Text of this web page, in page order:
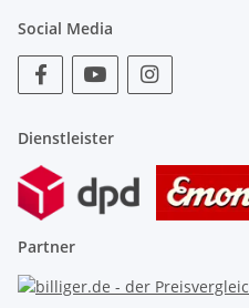
Social Media
Dienstleister
Partner